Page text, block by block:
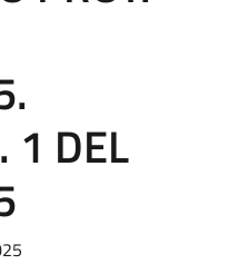
1 DEL